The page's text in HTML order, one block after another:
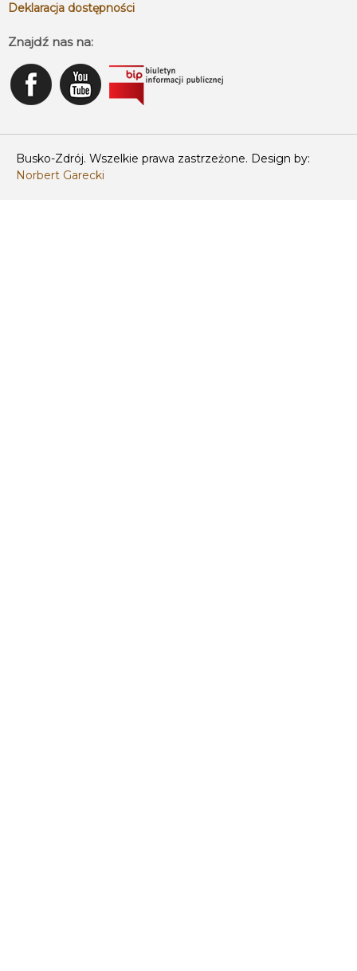
Deklaracja dostępności
Znajdź nas na:
Busko-Zdrój. Wszelkie prawa zastrzeżone. Design by:
Norbert Garecki